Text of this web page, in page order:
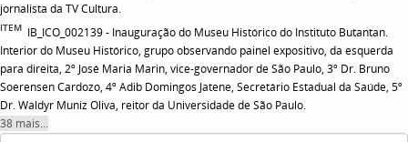
jornalista da TV Cultura.
ITEM IB_ICO_002139 - Inauguração do Museu Histórico do Instituto Butantan.
Interior do Museu Histórico, grupo observando painel expositivo, da esquerda
para direita, 2º José Maria Marin, vice-governador de São Paulo, 3º Dr. Bruno
Soerensen Cardozo, 4º Adib Domingos Jatene, Secretário Estadual da Saúde, 5º
Dr. Waldyr Muniz Oliva, reitor da Universidade de São Paulo.
38 mais...